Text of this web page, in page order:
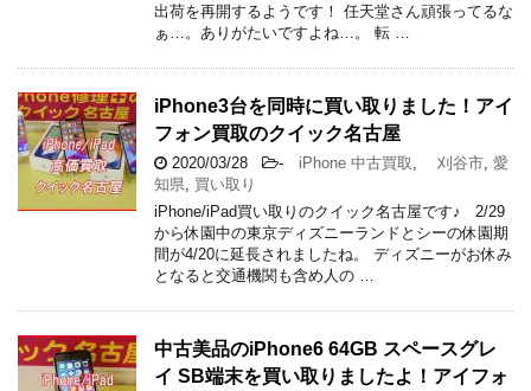
出荷を再開するようです！ 任天堂さん頑張ってるな
ぁ…。ありがたいですよね…。 転 …
iPhone3台を同時に買い取りました！アイ
フォン買取のクイック名古屋
2020/03/28 - iPhone 中古買取 刈谷市 愛
知県
買い取り
iPhone/iPad買い取りのクイック名古屋です♪ 2/29
から休園中の東京ディズニーランドとシーの休園期
間が4/20に延長されましたね。 ディズニーがお休み
となると交通機関も含め人の …
中古美品のiPhone6 64GB スペースグレ
イ SB端末を買い取りましたよ！アイフォ